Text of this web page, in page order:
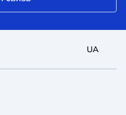
UA